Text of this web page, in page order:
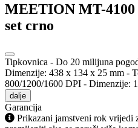
MEETION MT-
set crno
Tipkovnica - Do 20 milijuna
Dimenzije: 438 x 134 x 25 mm -
800/1200/1600 DPI - Dimenzije:
dalje
Garancija
Prikazani jamstveni rok vrijedi